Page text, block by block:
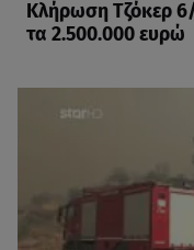
Κλήρωση Τζόκερ 6/
τα 2.500.000 ευρώ